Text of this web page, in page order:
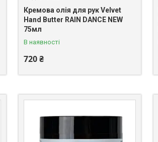
Кремова олія для рук Velvet
Hand Butter RAIN DANCE NEW
75мл
В наявності
720 ₴